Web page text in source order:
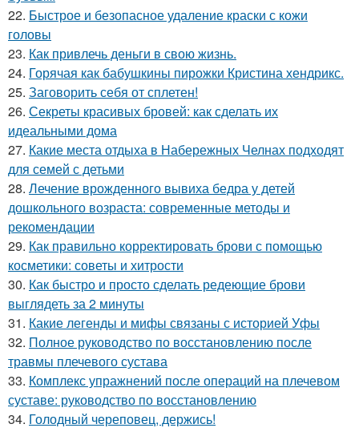
22. Быстрое и безопасное удаление краски с кожи
головы
23. Как привлечь деньги в свою жизнь.
24. Горячая как бабушкины пирожки Кристина хендрикс.
25. Заговорить себя от сплетен!
26. Секреты красивых бровей: как сделать их
идеальными дома
27. Какие места отдыха в Набережных Челнах подходят
для семей с детьми
28. Лечение врожденного вывиха бедра у детей
дошкольного возраста: современные методы и
рекомендации
29. Как правильно корректировать брови с помощью
косметики: советы и хитрости
30. Как быстро и просто сделать редеющие брови
выглядеть за 2 минуты
31. Какие легенды и мифы связаны с историей Уфы
32. Полное руководство по восстановлению после
травмы плечевого сустава
33. Комплекс упражнений после операций на плечевом
суставе: руководство по восстановлению
34. Голодный череповец, держись!